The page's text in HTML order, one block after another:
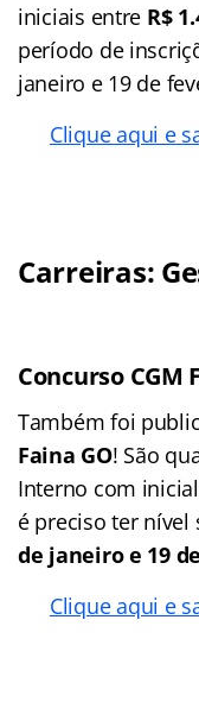
iniciais entre R$
período de
janeiro e 19 de
Clique aqui e
Carreiras:
Concurso CGM
Também foi
Faina GO! São
Interno com
é preciso ter nível
de janeiro e 19
Clique aqui e